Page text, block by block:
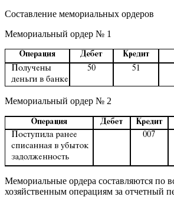
Составление мемориальных ордеров
Мемориальный ордер № 1
Мемориальный ордер № 2
Мемориальные ордера составляются по
хозяйственным операциям за отчетный